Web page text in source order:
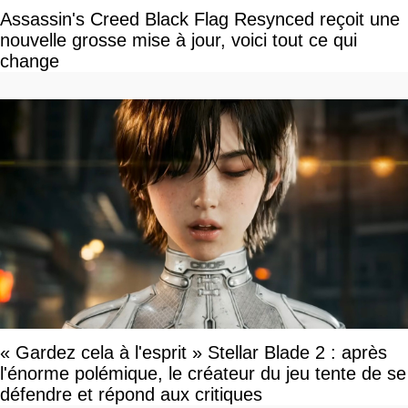
Assassin's Creed Black Flag Resynced reçoit une
nouvelle grosse mise à jour, voici tout ce qui
change
« Gardez cela à l'esprit » Stellar Blade 2 : après
l'énorme polémique, le créateur du jeu tente de se
défendre et répond aux critiques